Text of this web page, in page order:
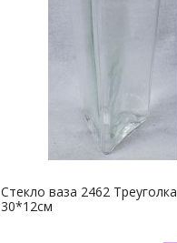
Стекло ваза 2462 Треуголка
30*12см